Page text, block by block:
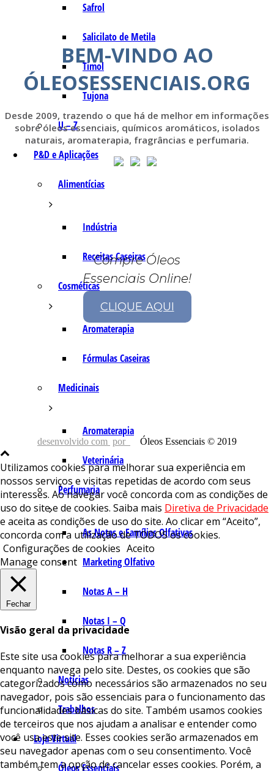
Safrol
Salicilato de Metila
Timol
Tujona
U – Z
P&D e Aplicações
Alimentícias
Indústria
Receitas Caseiras
Cosméticas
Aromaterapia
Fórmulas Caseiras
Medicinais
Aromaterapia
Veterinária
Perfumaria
As Notas e Famílias Olfativas
Marketing Olfativo
Notas A – H
Notas I – Q
Notas R – Z
Notícias
Trabalhos
Loja Virtual
Óleos Essenciais
BEM-VINDO AO
ÓLEOSESSENCIAIS.ORG
Desde 2009, trazendo o que há de melhor em informações
sobre óleos essenciais, químicos aromáticos, isolados
naturais, aromaterapia, fragrâncias e perfumaria.
Compre Óleos
Essenciais Online!
CLIQUE AQUI
desenvolvido com por Óleos Essenciais © 2019
Utilizamos cookies para melhorar sua experiência em
nossos serviços e visitas repetidas de acordo com seus
interesses. Ao navegar você concorda com as condições de
uso do site e de cookies. Saiba mais Diretiva de Privacidade
e aceita as condições de uso do site. Ao clicar em “Aceito”,
concorda com a utilização de TODOS os cookies.
Configurações de cookies Aceito
Manage consent
Fechar
Visão geral da privacidade
Este site usa cookies para melhorar a sua experiência
enquanto navega pelo site. Destes, os cookies que são
categorizados como necessários são armazenados no seu
navegador, pois são essenciais para o funcionamento das
funcionalidades básicas do site. Também usamos cookies
de terceiros que nos ajudam a analisar e entender como
você usa este site. Esses cookies serão armazenados em
seu navegador apenas com o seu consentimento. Você
também tem a opção de cancelar esses cookies. Porém, a